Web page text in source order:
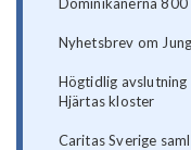
Nyhetsbrev om
Högtidlig
Hjärtas kloster
Caritas Sverige